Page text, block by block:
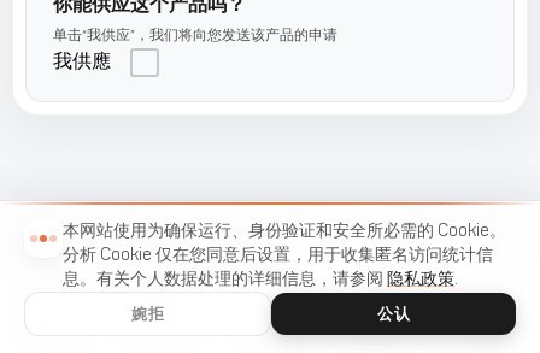
单击“我供应”，我们将向您发送该产品的申请
我供應
菜單
本网站使用为确保运行、身份验证和安全所必需的 Cookie。
分析 Cookie 仅在您同意后设置，用于收集匿名访问统计信
息。有关个人数据处理的详细信息，请参阅 隐私政策.
婉拒 公认